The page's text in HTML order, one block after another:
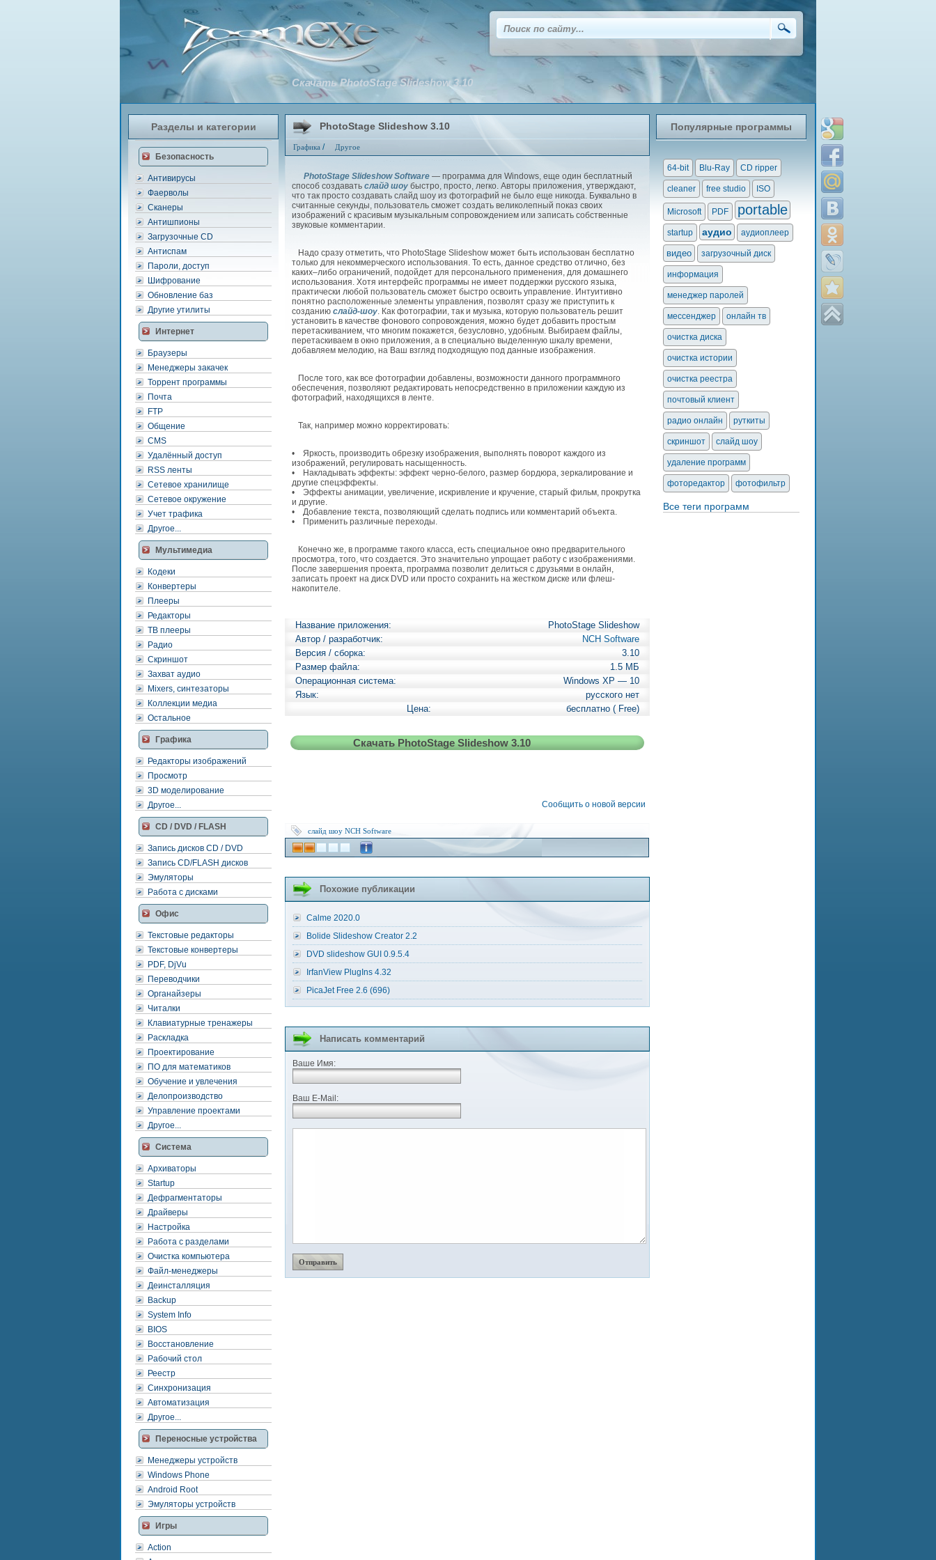
Разделы и категории
Безопасность
Антивирусы
Фаерволы
Сканеры
Антишпионы
Загрузочные CD
Антиспам
Пароли, доступ
Шифрование
Обновление баз
Другие утилиты
Интернет
Браузеры
Менеджеры закачек
Торрент программы
Почта
FTP
Общение
CMS
Удалённый доступ
RSS ленты
Сетевое хранилище
Сетевое окружение
Учет трафика
Другое...
Мультимедиа
Кодеки
Конвертеры
Плееры
Редакторы
ТВ плееры
Радио
Скриншот
Захват аудио
Mixers, синтезаторы
Коллекции медиа
Остальное
Графика
Редакторы изображений
Просмотр
3D моделирование
Другое...
CD / DVD / FLASH
Запись дисков CD / DVD
Запись CD/FLASH дисков
Эмуляторы
Работа с дисками
Офис
Текстовые редакторы
Текстовые конвертеры
PDF, DjVu
Переводчики
Органайзеры
Читалки
Клавиатурные тренажеры
Раскладка
Проектирование
ПО для математиков
Обучение и увлечения
Делопроизводство
Управление проектами
Другое...
Система
Архиваторы
Startup
Дефрагментаторы
Драйверы
Настройка
Работа с разделами
Очистка компьютера
Файл-менеджеры
Деинсталляция
Backup
System Info
BIOS
Восстановление
Рабочий стол
Реестр
Синхронизация
Автоматизация
Другое...
Переносные устройства
Менеджеры устройств
Windows Phone
Android Root
Эмуляторы устройств
Игры
Action
PhotoStage Slideshow 3.10
Графика / Другое
Скачать PhotoStage Slideshow 3.10
PhotoStage Slideshow Software — программа для Windows, еще один бесплатный
способ создавать слайд шоу быстро, просто, легко. Авторы приложения, утверждают,
что так просто создавать слайд шоу из фотографий не было еще никогда. Буквально в
считанные секунды, пользователь сможет создать великолепный показ своих
изображений с красивым музыкальным сопровождением или записать собственные
звуковые комментарии.
Надо сразу отметить, что PhotoStage Slideshow может быть использован бесплатно
только для некоммерческого использования. То есть, данное средство отлично, без
каких–либо ограничений, подойдет для персонального применения, для домашнего
использования. Хотя интерфейс программы не имеет поддержки русского языка,
практически любой пользователь сможет быстро освоить управление. Интуитивно
понятно расположенные элементы управления, позволят сразу же приступить к
созданию слайд-шоу. Как фотографии, так и музыка, которую пользователь решит
установить в качестве фонового сопровождения, можно будет добавить простым
перетаскиванием, что многим покажется, безусловно, удобным. Выбираем файлы,
перетаскиваем в окно приложения, а в специально выделенную шкалу времени,
добавляем мелодию, на Ваш взгляд подходящую под данные изображения.
После того, как все фотографии добавлены, возможности данного программного
обеспечения, позволяют редактировать непосредственно в приложении каждую из
фотографий, находящихся в ленте.
Так, например можно корректировать:
• Яркость, производить обрезку изображения, выполнять поворот каждого из
изображений, регулировать насыщенность.
• Накладывать эффекты: эффект черно-белого, размер бордюра, зеркалирование и
другие спецэффекты.
• Эффекты анимации, увеличение, искривление и кручение, старый фильм, прокрутка
и другие.
• Добавление текста, позволяющий сделать подпись или комментарий объекта.
• Применить различные переходы.
Конечно же, в программе такого класса, есть специальное окно предварительного
просмотра, того, что создается. Это значительно упрощает работу с изображениями.
После завершения проекта, программа позволит делиться с друзьями в онлайн,
записать проект на диск DVD или просто сохранить на жестком диске или флеш-
накопителе.
Название приложения:
PhotoStage Slideshow
Автор / разработчик:
NCH Software
Версия / сборка:
3.10
Размер файла:
1.5 МБ
Операционная система:
Windows XP — 10
Язык:
русского нет
Цена:
бесплатно ( Free)
Скачать PhotoStage Slideshow 3.10
Сообщить о новой версии
слайд шоу NCH Software
Похожие публикации
Calme 2020.0
Bolide Slideshow Creator 2.2
DVD slideshow GUI 0.9.5.4
IrfanView PlugIns 4.32
PicaJet Free 2.6 (696)
Написать комментарий
Ваше Имя:
Ваш E-Mail:
Популярные программы
64-bit Blu-Ray CD ripper
cleaner free studio ISO
Microsoft PDF portable
startup аудио аудиоплеер
видео загрузочный диск
информация
менеджер паролей
мессенджер онлайн тв
очистка диска
очистка истории
очистка реестра
почтовый клиент
радио онлайн руткиты
скриншот слайд шоу
удаление программ
фоторедактор фотофильтр
Все теги программ